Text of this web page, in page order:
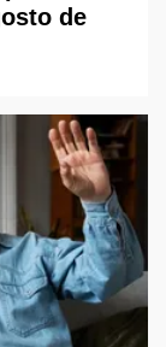
de